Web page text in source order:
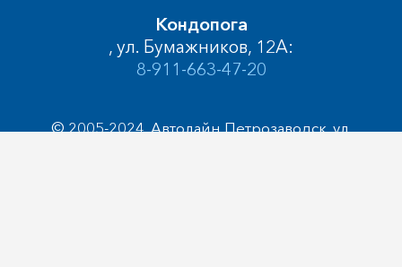
Кондопога
, ул. Бумажников, 12А:
8-911-663-47-20
© 2005-2024, Автолайн Петрозаводск, ул.